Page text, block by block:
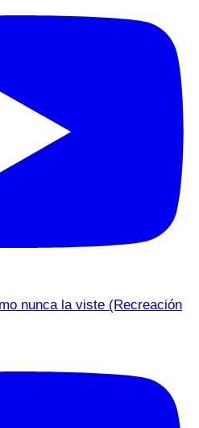
nunca la viste (Recreación